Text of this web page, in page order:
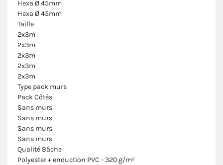
Hexa Ø 45mm
Hexa Ø 45mm
Taille
2x3m
2x3m
2x3m
2x3m
2x3m
Type pack murs
Pack Côtés
Sans murs
Sans murs
Sans murs
Sans murs
Qualité Bâche
Polyester + enduction PVC - 320 g/m²